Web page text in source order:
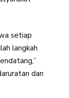
setiap
langkah
dan